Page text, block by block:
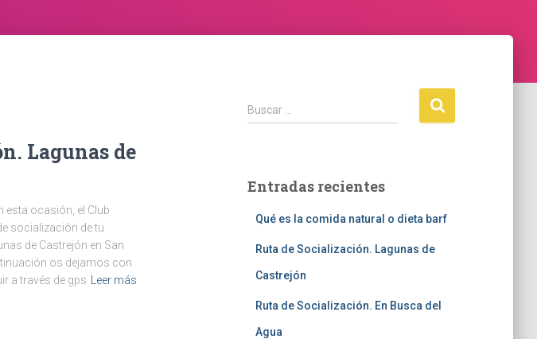
Lagunas de
esta ocasión, el Club
socialización de tu
de Castrejón en San
os dejamos con
a través de gps
Leer más
Buscar …
Entradas recientes
Qué es la comida natural o dieta barf
Ruta de Socialización. Lagunas de
Castrejón
Ruta de Socialización. En Busca del
Agua